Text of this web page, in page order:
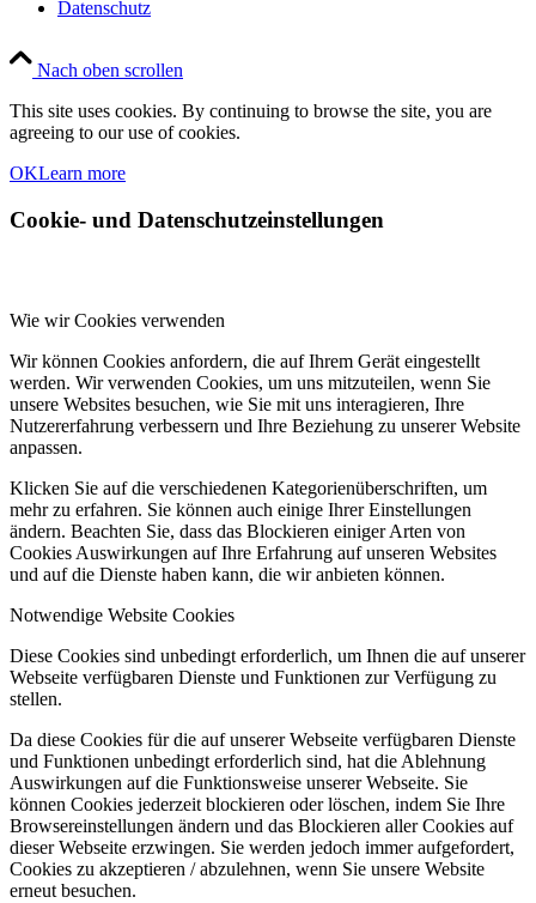
Datenschutz
Nach oben scrollen
This site uses cookies. By continuing to browse the site, you are
agreeing to our use of cookies.
OKLearn more
Cookie- und Datenschutzeinstellungen
Wie wir Cookies verwenden
Wir können Cookies anfordern, die auf Ihrem Gerät eingestellt
werden. Wir verwenden Cookies, um uns mitzuteilen, wenn Sie
unsere Websites besuchen, wie Sie mit uns interagieren, Ihre
Nutzererfahrung verbessern und Ihre Beziehung zu unserer Website
anpassen.
Klicken Sie auf die verschiedenen Kategorienüberschriften, um
mehr zu erfahren. Sie können auch einige Ihrer Einstellungen
ändern. Beachten Sie, dass das Blockieren einiger Arten von
Cookies Auswirkungen auf Ihre Erfahrung auf unseren Websites
und auf die Dienste haben kann, die wir anbieten können.
Notwendige Website Cookies
Diese Cookies sind unbedingt erforderlich, um Ihnen die auf unserer
Webseite verfügbaren Dienste und Funktionen zur Verfügung zu
stellen.
Da diese Cookies für die auf unserer Webseite verfügbaren Dienste
und Funktionen unbedingt erforderlich sind, hat die Ablehnung
Auswirkungen auf die Funktionsweise unserer Webseite. Sie
können Cookies jederzeit blockieren oder löschen, indem Sie Ihre
Browsereinstellungen ändern und das Blockieren aller Cookies auf
dieser Webseite erzwingen. Sie werden jedoch immer aufgefordert,
Cookies zu akzeptieren / abzulehnen, wenn Sie unsere Website
erneut besuchen.